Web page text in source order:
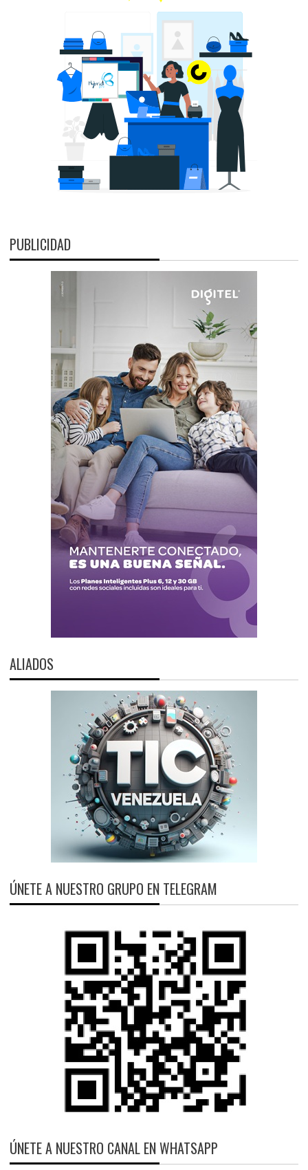
PUBLICIDAD
ALIADOS
ÚNETE A NUESTRO GRUPO EN TELEGRAM
ÚNETE A NUESTRO CANAL EN WHATSAPP